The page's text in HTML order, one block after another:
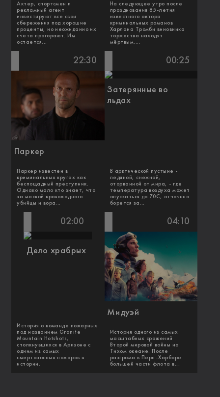
Актер, спортсмен и
рекламный агент
инвестируют все свои
сбережения под хорошие
проценты, но неожиданно их
счета прогорают. Им
остается...
На следующее утро после
празднования 85-летия
известного автора
криминальных романов
Харлана Тромби виновника
торжества находят
мёртвым....
22:30
Паркер
Паркер известен в
криминальных кругах как
беспощадный преступник.
Однако мало кто знает, что
за маской кровожадного
убийцы и вора...
00:25
Затерянные во
льдах
В арктической пустыне -
ледяной, снежной,
оторванной от мира, - где
температура воздуха может
опускаться до 70С, отчаянно
борется за...
02:00
Дело храбрых
История о команде пожарных
под названием Granite
Mountain Hotshots,
столкнувшихся в Аризоне с
одним из самых
смертоносных пожаров в
истории.
04:10
Мидуэй
История одного из самых
масштабных сражений
Второй мировой войны на
Тихом океане. После
разгрома в Перл-Харборе
большей части флота в...